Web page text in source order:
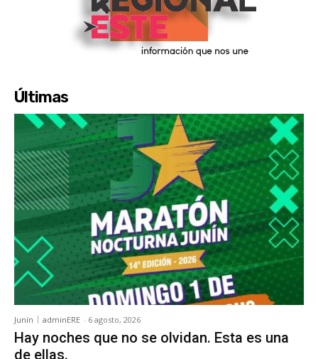
Últimas
Junín adminERE - 6 agosto, 2026
Hay noches que no se olvidan. Esta es una
de ellas.